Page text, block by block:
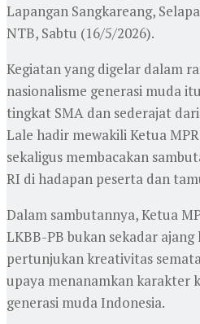
Lapangan Sangkareang,
NTB, Sabtu (16/5/2026).
Kegiatan yang digelar dalam
nasionalisme generasi muda
tingkat SMA dan sederajat
Lale hadir mewakili Ketua
sekaligus membacakan
RI di hadapan peserta dan
Dalam sambutannya, Ketua
LKBB-PB bukan sekadar
pertunjukan kreativitas
upaya menanamkan karakter
generasi muda Indonesia.